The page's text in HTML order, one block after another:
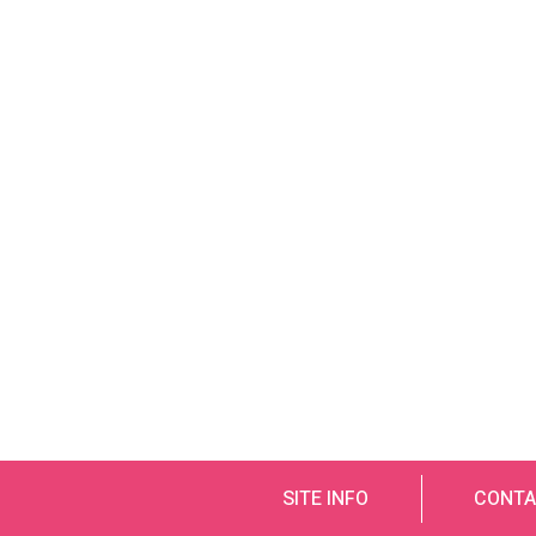
SITE INFO